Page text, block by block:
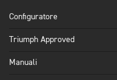
Configuratore
Triumph Approved
Manuali